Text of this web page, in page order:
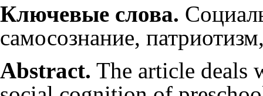
Ключевые слова.
самосознание,
Abstract. The article deals